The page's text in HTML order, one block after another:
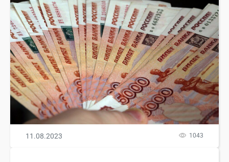
11.08.2023 1043